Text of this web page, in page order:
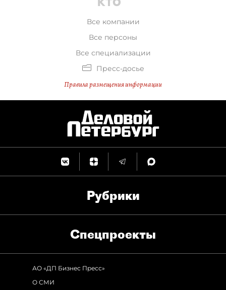
Все компании
Все персоны
Все специализации
Пресс-досье
Правила размещения информации
Рубрики
Спец­проекты
АО «ДП Бизнес Пресс»
О СМИ